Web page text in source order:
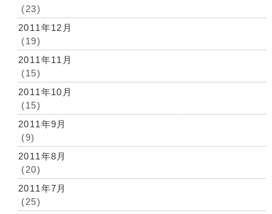
(23)
2011年12月
(19)
2011年11月
(15)
2011年10月
(15)
2011年9月
(9)
2011年8月
(20)
2011年7月
(25)